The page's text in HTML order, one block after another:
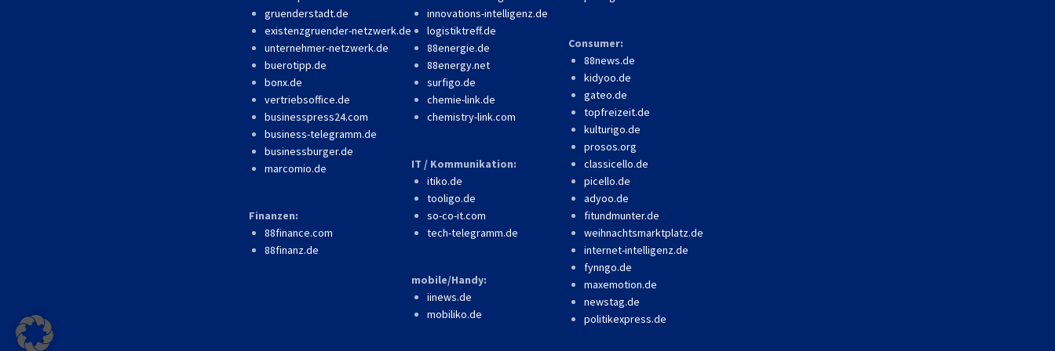
gruenderstadt.de
existenzgruender-netzwerk.de
unternehmer-netzwerk.de
buerotipp.de
bonx.de
vertriebsoffice.de
businesspress24.com
business-telegramm.de
businessburger.de
marcomio.de
Finanzen:
88finance.com
88finanz.de
innovations-intelligenz.de
logistiktreff.de
88energie.de
88energy.net
surfigo.de
chemie-link.de
chemistry-link.com
IT / Kommunikation:
itiko.de
tooligo.de
so-co-it.com
tech-telegramm.de
mobile/Handy:
iinews.de
mobiliko.de
Consumer:
88news.de
kidyoo.de
gateo.de
topfreizeit.de
kulturigo.de
prosos.org
classicello.de
picello.de
adyoo.de
fitundmunter.de
weihnachtsmarktplatz.de
internet-intelligenz.de
fynngo.de
maxemotion.de
newstag.de
politikexpress.de